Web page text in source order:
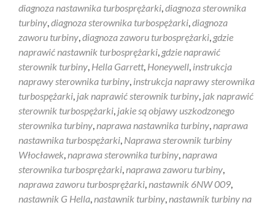
diagnoza nastawnika turbosprężarki,diagnoza sterownika
turbiny,diagnoza sterownika turbospężarki,diagnoza
zaworu turbiny,diagnoza zaworu turbosprężarki, gdzie
naprawić nastawnik turbosprężarki, gdzie naprawić
sterownik turbiny, Hella Garrett, Honeywell, instrukcja
naprawy sterownika turbiny, instrukcja naprawy sterownika
turbospężarki, jak naprawić sterownik turbiny, jak naprawić
sterownik turbospężarki, jakie są objawy uszkodzonego
sterownika turbiny,naprawa nastawnika turbiny,naprawa
nastawnika turbospężarki, Naprawa sterownik turbiny
Włocławek,naprawa sterownika turbiny,naprawa
sterownika turbosprężarki,naprawa zaworu turbiny,
naprawa zaworu turbosprężarki,nastawnik 6NW 009,
nastawnik G Hella,nastawnik turbiny,nastawnik turbiny na